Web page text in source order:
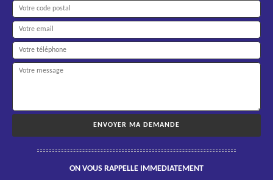
ON VOUS RAPPELLE IMMEDIATEMENT